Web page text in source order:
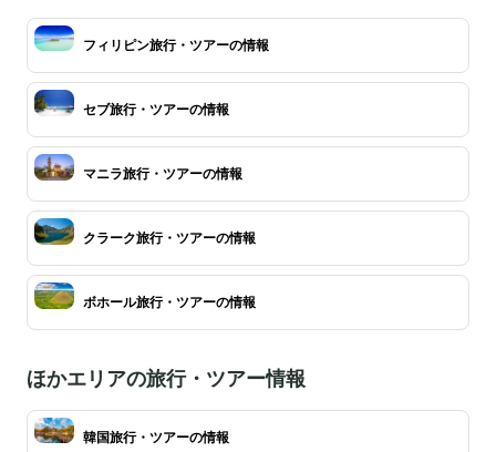
フィリピン旅行・ツアーの情報
セブ旅行・ツアーの情報
マニラ旅行・ツアーの情報
クラーク旅行・ツアーの情報
ボホール旅行・ツアーの情報
ほかエリアの旅行・ツアー情報
韓国旅行・ツアーの情報